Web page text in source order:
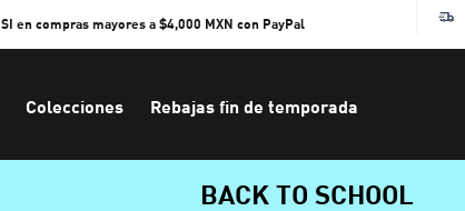
en compras mayores a $4,000 MXN con PayPal
Colecciones Rebajas fin de temporada
BACK TO SCHOOL